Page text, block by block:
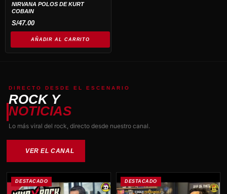
NIRVANA POLOS DE KURT
COBAIN
S/47.00
AÑADIR AL CARRITO
DIRECTO DESDE EL ESCENARIO
ROCK Y
NOTICIAS
Lo más viral del rock, directo desde nuestro canal.
VER EL CANAL
DESTACADO DESTACADO